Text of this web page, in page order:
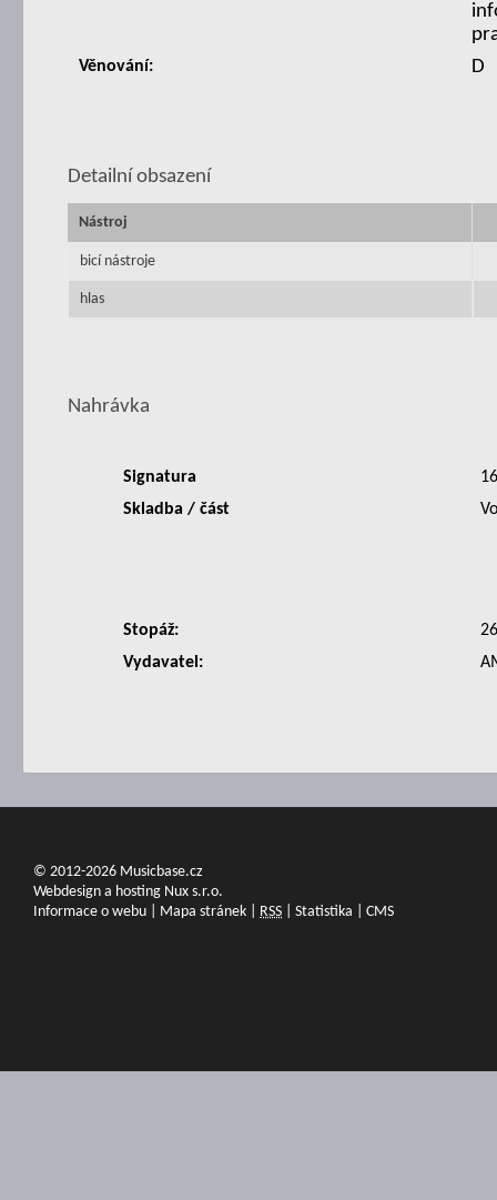
Věnování: D
Detailní obsazení
Nástroj
bicí nástroje
hlas
Nahrávka
Signatura
Skladba / část
Stopáž:
Vydavatel:
© 2012-2026 Musicbase.cz
Webdesign a hosting Nux s.r.o.
Informace o webu
Mapa stránek RSS Statistika CMS